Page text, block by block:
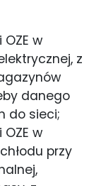
w
z
danego
do sieci;
w
przy